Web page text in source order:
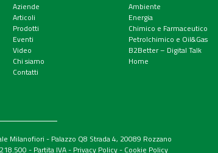
Aziende
Articoli
Prodotti
Eventi
Video
Chi siamo
Contatti
Ambiente
Energia
Chimico e Farmaceutico
Petrolchimico e Oil&Gas
B2Better – Digital Talk
Home
Milanofiori - Palazzo Q8 Strada 4, 20089 Rozzano
- Partita IVA- Privacy Policy- Cookie Policy